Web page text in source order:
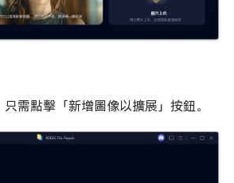
需點擊「新增圖像以擴展」按鈕。